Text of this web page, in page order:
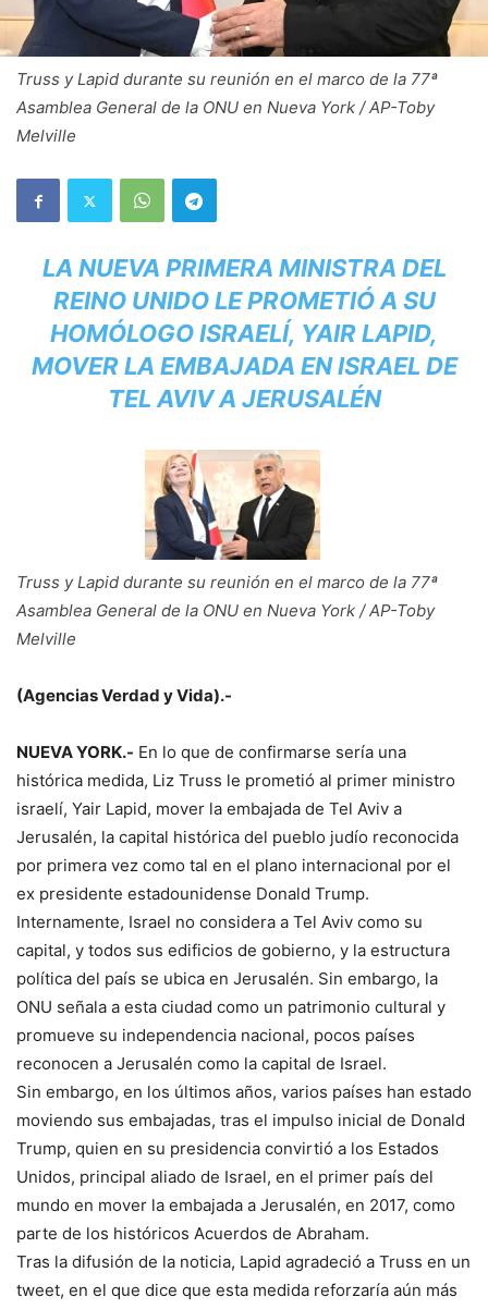
Truss y Lapid durante su reunión en el marco de la 77ª
Asamblea General de la ONU en Nueva York / AP-Toby
Melville
LA NUEVA PRIMERA MINISTRA DEL
REINO UNIDO LE PROMETIÓ A SU
HOMÓLOGO ISRAELÍ, YAIR LAPID,
MOVER LA EMBAJADA EN ISRAEL DE
TEL AVIV A JERUSALÉN
Truss y Lapid durante su reunión en el marco de la 77ª
Asamblea General de la ONU en Nueva York / AP-Toby
Melville
(Agencias Verdad y Vida).-
NUEVA YORK.- En lo que de confirmarse sería una
histórica medida, Liz Truss le prometió al primer ministro
israelí, Yair Lapid, mover la embajada de Tel Aviv a
Jerusalén, la capital histórica del pueblo judío reconocida
por primera vez como tal en el plano internacional por el
ex presidente estadounidense Donald Trump.
Internamente, Israel no considera a Tel Aviv como su
capital, y todos sus edificios de gobierno, y la estructura
política del país se ubica en Jerusalén. Sin embargo, la
ONU señala a esta ciudad como un patrimonio cultural y
promueve su independencia nacional, pocos países
reconocen a Jerusalén como la capital de Israel.
Sin embargo, en los últimos años, varios países han estado
moviendo sus embajadas, tras el impulso inicial de Donald
Trump, quien en su presidencia convirtió a los Estados
Unidos, principal aliado de Israel, en el primer país del
mundo en mover la embajada a Jerusalén, en 2017, como
parte de los históricos Acuerdos de Abraham.
Tras la difusión de la noticia, Lapid agradeció a Truss en un
tweet, en el que dice que esta medida reforzaría aún más